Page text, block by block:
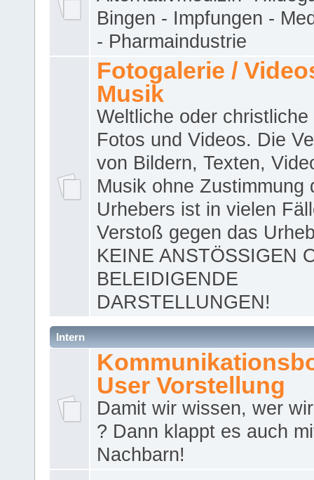
Bingen - Impfungen -
- Pharmaindustrie
Fotogalerie /
Musik
Weltliche oder christliche
Fotos und Videos. Die
von Bildern, Texten,
Musik ohne Zustimmung
Urhebers ist in vielen
Verstoß gegen das
KEINE ANSTÖSSIGEN
BELEIDIGENDE
DARSTELLUNGEN!
Intern
User Vorstellung
Damit wir wissen, wer
? Dann klappt es auch
Nachbarn!